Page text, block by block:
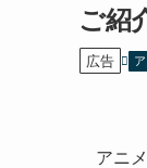
ご紹
広告
アニ